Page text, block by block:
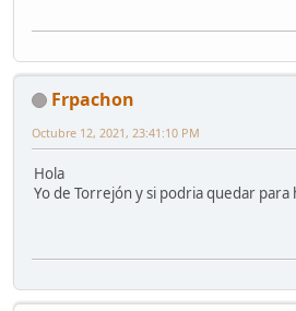
Frpachon
Octubre 12, 2021, 23:41:10 PM
Hola
Yo de Torrejón y si podria quedar